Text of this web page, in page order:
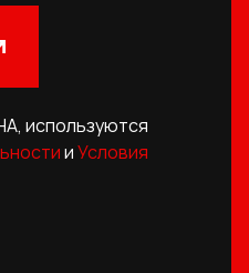
используются
иУсловия